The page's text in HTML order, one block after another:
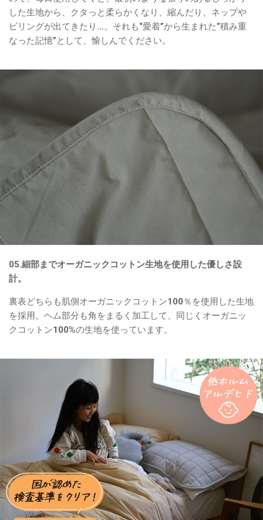
した生地から、クタっと柔らかくなり、縮んだり、ネップや
ピリングが出てきたり…。それも“愛着”から生まれた“積み重
なった記憶”として、愉しんでください。
05.細部までオーガニックコットン生地を使用した優しさ設
計。
裏表どちらも肌側オーガニックコットン100％を使用した生地
を採用。ヘム部分も角をまるく加工して、同じくオーガニッ
クコットン100%の生地を使っています。